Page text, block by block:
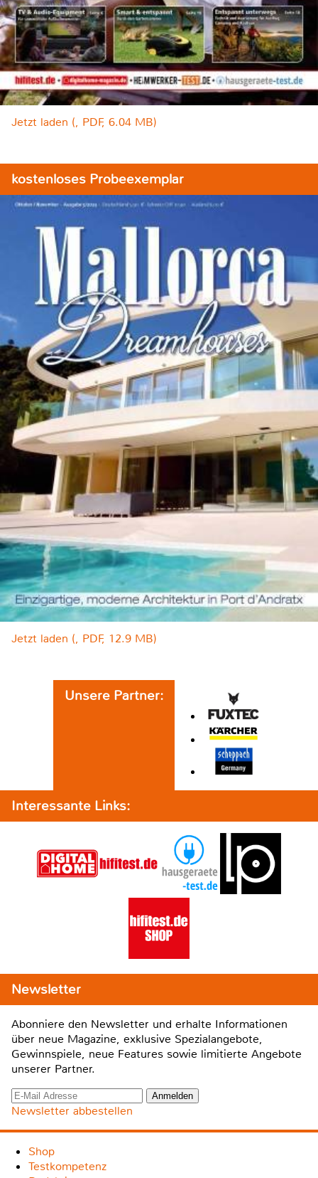
Jetzt laden (, PDF, 6.04 MB)
kostenloses Probeexemplar
Jetzt laden (, PDF, 12.9 MB)
Unsere Partner:
Interessante Links:
Newsletter
Abonniere den Newsletter und erhalte Informationen
über neue Magazine, exklusive Spezialangebote,
Gewinnspiele, neue Features sowie limitierte Angebote
unserer Partner.
Newsletter abbestellen
Shop
Testkompetenz